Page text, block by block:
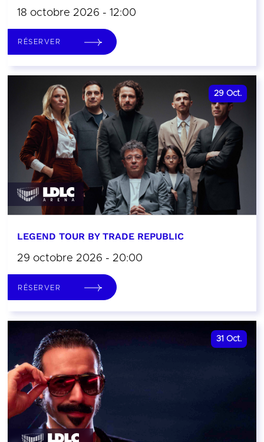
18 octobre 2026 - 12:00
RÉSERVER
29 Oct.
LEGEND TOUR BY TRADE REPUBLIC
29 octobre 2026 - 20:00
RÉSERVER
31 Oct.